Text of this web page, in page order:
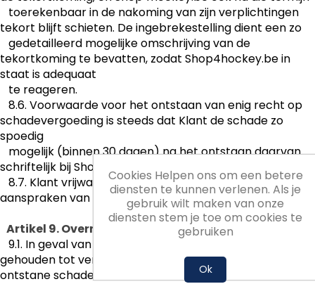
toerekenbaar in de nakoming van zijn verplichtingen
tekort blijft schieten. De ingebrekestelling dient een zo
gedetailleerd mogelijke omschrijving van de
tekortkoming te bevatten, zodat Shop4hockey.be in
staat is adequaat
te reageren.
8.6. Voorwaarde voor het ontstaan van enig recht op
schadevergoeding is steeds dat Klant de schade zo
spoedig
mogelijk (binnen 30 dagen) na het ontstaan daarvan
schriftelijk bij Shop4hockey.be meldt.
8.7. Klant vrijwaart Shop4hockey.be voor alle
aanspraken van derden.
Artikel 9. Overmacht
9.1. In geval van overmacht is Shop4hockey.be niet
gehouden tot vergoeding van de daardoor bij Klant
ontstane schade.
Cookies Helpen ons om een betere
diensten te kunnen verlenen. Als je
gebruik wilt maken van onze
diensten stem je toe om cookies te
gebruiken
Ok